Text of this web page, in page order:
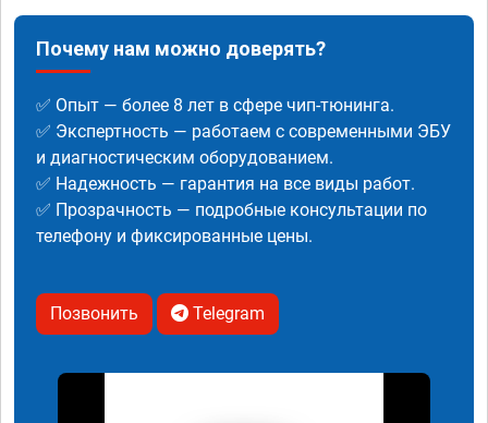
Почему нам можно доверять?
✅ Опыт — более 8 лет в сфере чип-тюнинга.
✅ Экспертность — работаем с современными ЭБУ
и диагностическим оборудованием.
✅ Надежность — гарантия на все виды работ.
✅ Прозрачность — подробные консультации по
телефону и фиксированные цены.
Позвонить Telegram